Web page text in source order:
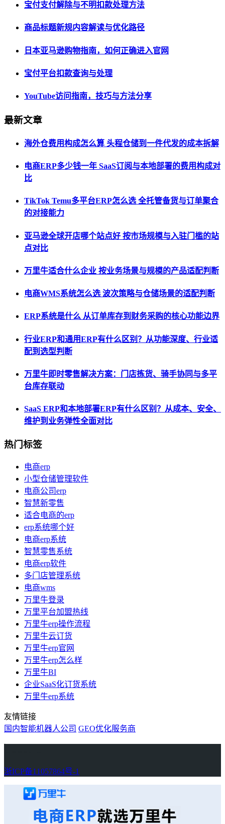
宝付支付解除与不明扣款处理方法
商品标题新规内容解读与优化路径
日本亚马逊购物指南，如何正确进入官网
宝付平台扣款查询与处理
YouTube访问指南，技巧与方法分享
最新文章
海外仓费用构成怎么算 头程仓储到一件代发的成本拆解
电商ERP多少钱一年 SaaS订阅与本地部署的费用构成对
比
TikTok Temu多平台ERP怎么选 全托管备货与订单聚合
的对接能力
亚马逊全球开店哪个站点好 按市场规模与入驻门槛的站
点对比
万里牛适合什么企业 按业务场景与规模的产品适配判断
电商WMS系统怎么选 波次策略与仓储场景的适配判断
ERP系统是什么 从订单库存到财务采购的核心功能边界
行业ERP和通用ERP有什么区别？从功能深度、行业适
配到选型判断
万里牛即时零售解决方案：门店拣货、骑手协同与多平
台库存联动
SaaS ERP和本地部署ERP有什么区别？从成本、安全、
维护到业务弹性全面对比
热门标签
电商erp
小型仓储管理软件
电商公司erp
智慧新零售
适合电商的erp
erp系统哪个好
电商erp系统
智慧零售系统
电商erp软件
多门店管理系统
电商wms
万里牛登录
万里平台加盟热线
万里牛erp操作流程
万里牛云订货
万里牛erp官网
万里牛erp怎么样
万里牛BI
企业SaaS化订货系统
万里牛erp系统
友情链接
国内智能机器人公司 GEO优化服务商
浙ICP备11057864号-1